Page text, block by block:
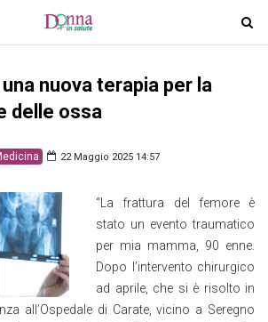
T
o
nuova terapia per la
delle ossa
22 Maggio 2025 14:57
“La frattura del femore è
stato un evento traumatico
per mia mamma, 90 enne.
Dopo l’intervento chirurgico
ad aprile, che si è risolto in
all’Ospedale di Carate, vicino a Seregno